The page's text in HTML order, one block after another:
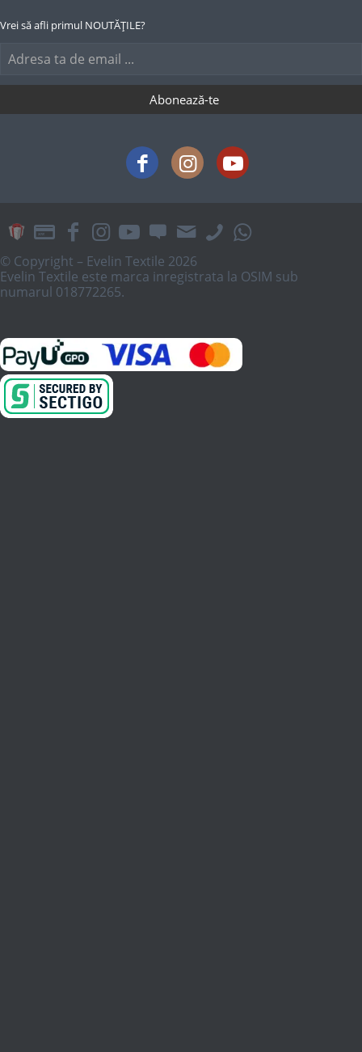
Vrei să afli primul NOUTĂȚILE?
© Copyright – Evelin Textile 2026
Evelin Textile este marca inregistrata la OSIM sub
numarul 018772265.